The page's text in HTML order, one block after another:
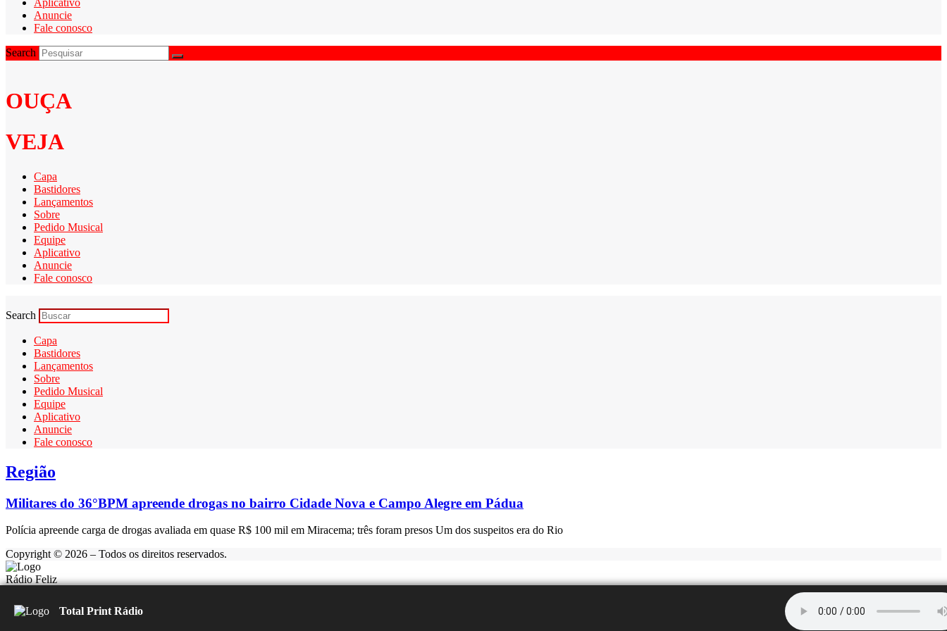
Anuncie
Fale conosco
Search
OUÇA
VEJA
Capa
Bastidores
Lançamentos
Sobre
Pedido Musical
Equipe
Aplicativo
Anuncie
Fale conosco
Search
Capa
Bastidores
Lançamentos
Sobre
Pedido Musical
Equipe
Aplicativo
Anuncie
Fale conosco
Região
Militares do 36°BPM apreende drogas no bairro Cidade Nova e Campo Alegre em Pádua
Polícia apreende carga de drogas avaliada em quase R$ 100 mil em Miracema; três foram presos Um dos suspeitos era do Rio
Copyright © 2026 – Todos os direitos reservados.
Total Print Rádio
Rádio Feliz
▶️ ⏹️